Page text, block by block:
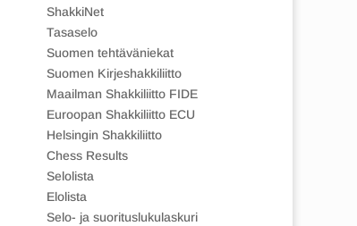
ShakkiNet
Tasaselo
Suomen tehtäväniekat
Suomen Kirjeshakkiliitto
Maailman Shakkiliitto FIDE
Euroopan Shakkiliitto ECU
Helsingin Shakkiliitto
Chess Results
Selolista
Elolista
Selo- ja suorituslukulaskuri